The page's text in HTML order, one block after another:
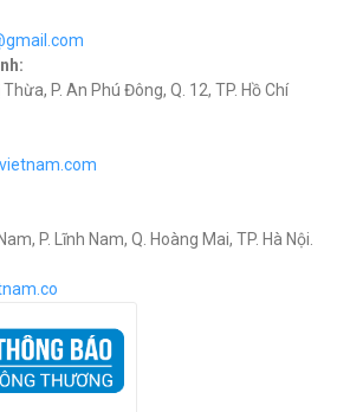
P. An Phú Đông, Q. 12, TP. Hồ Chí
P. Lĩnh Nam, Q. Hoàng Mai, TP. Hà Nội.